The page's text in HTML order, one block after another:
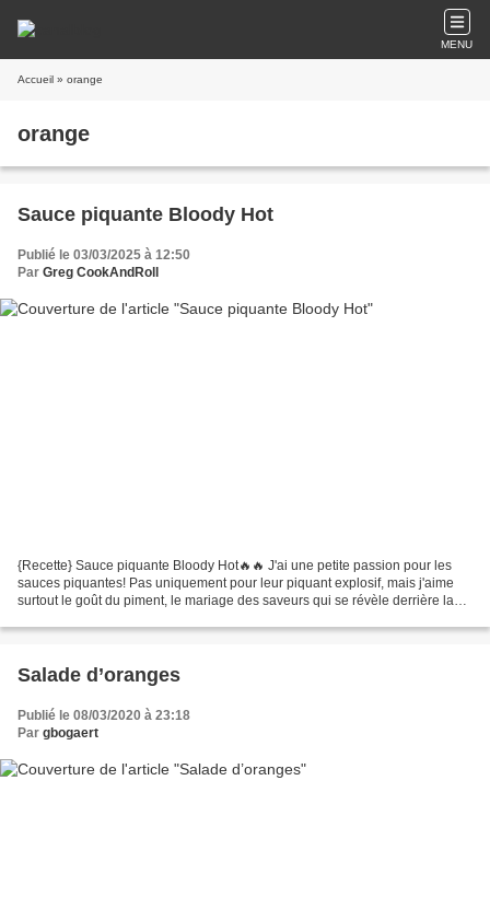
MENU
Accueil » orange
orange
Sauce piquante Bloody Hot
Publié le 03/03/2025 à 12:50
Par Greg CookAndRoll
{Recette} Sauce piquante Bloody Hot🔥🔥 J'ai une petite passion pour les
sauces piquantes! Pas uniquement pour leur piquant explosif, mais j'aime
surtout le goût du piment, le mariage des saveurs qui se révèle derrière la
Salade d’oranges
Publié le 08/03/2020 à 23:18
Par gbogaert